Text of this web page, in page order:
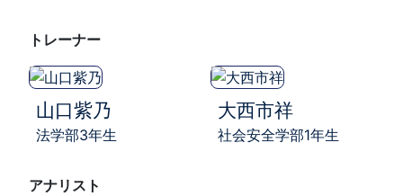
トレーナー
山口紫乃
法学部3年生
大西市祥
社会安全学部1年生
アナリスト